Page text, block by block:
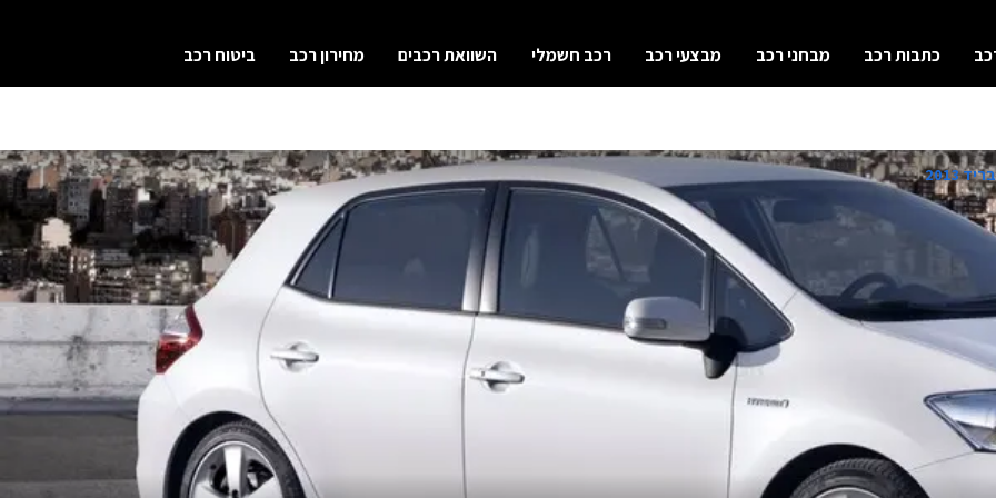
כתבות רכב מבחני רכב מבצעי רכב רכב חשמלי השוואת רכבים מחירון רכב ביטוח רכב
2013